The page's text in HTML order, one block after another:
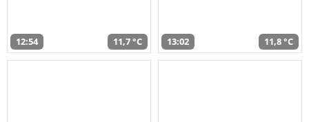
12:54 11,7 °C 13:02 11,8 °C